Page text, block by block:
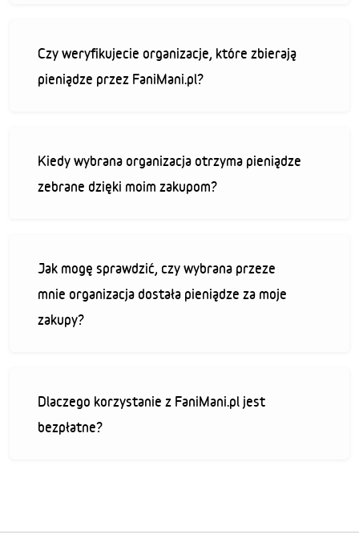
Czy weryfikujecie organizacje, które zbierają
pieniądze przez FaniMani.pl?
Kiedy wybrana organizacja otrzyma pieniądze
zebrane dzięki moim zakupom?
Jak mogę sprawdzić, czy wybrana przeze
mnie organizacja dostała pieniądze za moje
zakupy?
Dlaczego korzystanie z FaniMani.pl jest
bezpłatne?